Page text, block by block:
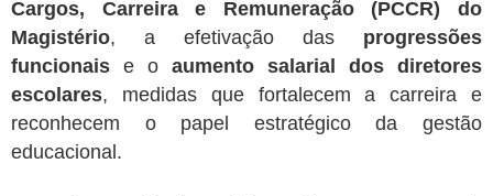
Cargos, Carreira e Remuneração (PCCR) do
Magistério, a efetivação das progressões
funcionais e o aumento salarial dos diretores
escolares, medidas que fortalecem a carreira e
reconhecem o papel estratégico da gestão
educacional.